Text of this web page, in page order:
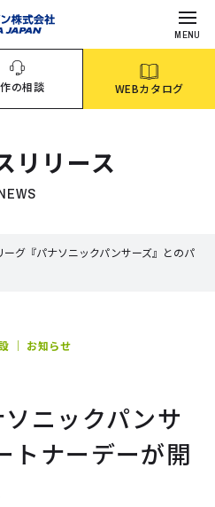
MENU
の相談 WEBカタログ
リリース
ーグ『パナソニックパンサーズ』とのパ
｜ お知らせ
ニックパンサ
トナーデーが開